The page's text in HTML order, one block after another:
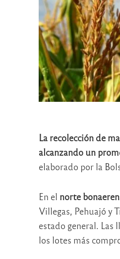
La recolección de
alcanzando un
elaborado por la
En el norte
Villegas, Pehuajó y
estado general.
los lotes más